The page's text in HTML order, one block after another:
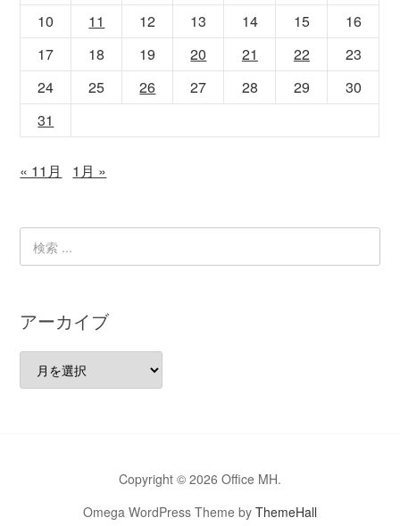
10
11 12 13 14 15
16
17
18 19 20 21 22
23
24
25 26 27 28 29
30
31
« 11月 1月 »
アーカイブ
ー
Copyright © 2026 Office MH.
Omega WordPress Theme by ThemeHall